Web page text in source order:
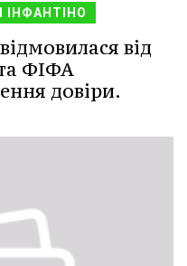
ІНФАНТІНО
від
ФІФА
довіри.